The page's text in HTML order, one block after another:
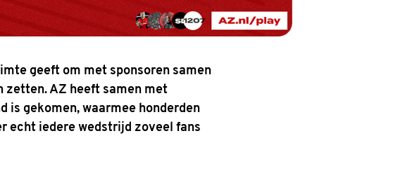
geeft om met sponsoren samen
zetten. AZ heeft samen met
is gekomen, waarmee honderden
echt iedere wedstrijd zoveel fans